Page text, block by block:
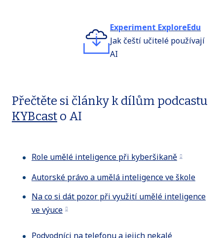
Experiment ExploreEdu
Jak čeští učitelé používají
AI
Přečtěte si články k dílům podcastu
KYBcast o AI
Role umělé inteligence při kyberšikaně
Autorské právo a umělá inteligence ve škole
Na co si dát pozor při využití umělé inteligence
ve výuce